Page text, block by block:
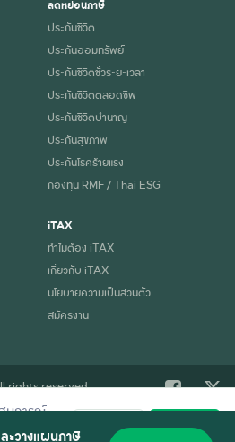
99,500
199,000
39,800
ลดหย่อนภาษี
ประกันชีวิต
ประกันออมทรัพย์
ประกันชีวิตชั่วระยะเวลา
ประกันชีวิตตลอดชีพ
ประกันชีวิตบำนาญ
ประกันสุขภาพ
ประกันโรคร้ายแรง
กองทุน RMF / Thai ESG
iTAX
ทำไมต้อง iTAX
เกี่ยวกับ iTAX
นโยบายความเป็นส่วนตัว
สมัครงาน
rights reserved.
บการณ์
รใช้คุกกี้
ปฏิเสธ ยอมรับ
ะวางแผนภาษี